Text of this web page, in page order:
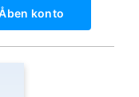
konto